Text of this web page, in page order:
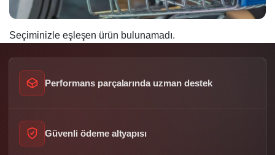
Seçiminizle eşleşen ürün bulunamadı.
Performans parçalarında uzman destek
Güvenli ödeme altyapısı